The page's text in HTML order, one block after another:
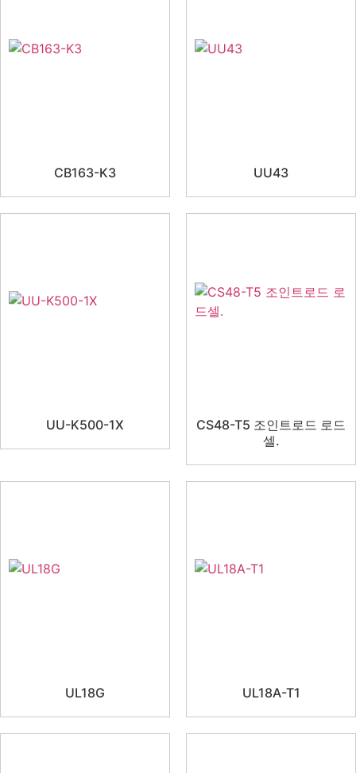
CB163-K3 UU43
UU-K500-1X
CS48-T5 조인트로드 로드
셀.
UL18G UL18A-T1